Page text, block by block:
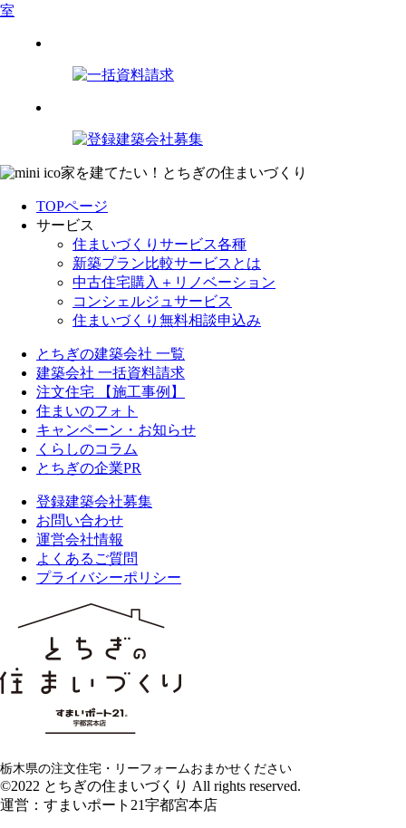
室
家を建てたい！とちぎの住まいづくり
TOPページ
サービス
住まいづくりサービス各種
新築プラン比較サービスとは
中古住宅購入＋リノベーション
コンシェルジュサービス
住まいづくり無料相談申込み
とちぎの建築会社 一覧
建築会社 一括資料請求
注文住宅 【施工事例】
住まいのフォト
キャンペーン・お知らせ
くらしのコラム
とちぎの企業PR
登録建築会社募集
お問い合わせ
運営会社情報
よくあるご質問
プライバシーポリシー
栃木県の注文住宅・リーフォームおまかせください
©2022 とちぎの住まいづくり All rights reserved.
運営：すまいポート21宇都宮本店